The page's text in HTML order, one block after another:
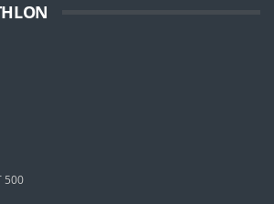
500